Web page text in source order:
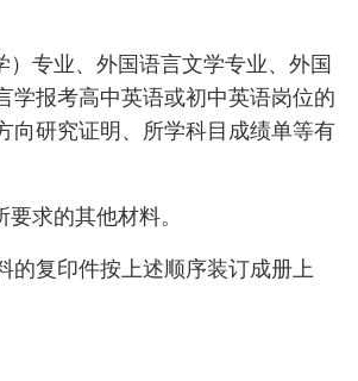
）专业、外国语言文学专业、外国
学报考高中英语或初中英语岗位的
向研究证明、所学科目成绩单等有
求的其他材料。
的复印件按上述顺序装订成册上